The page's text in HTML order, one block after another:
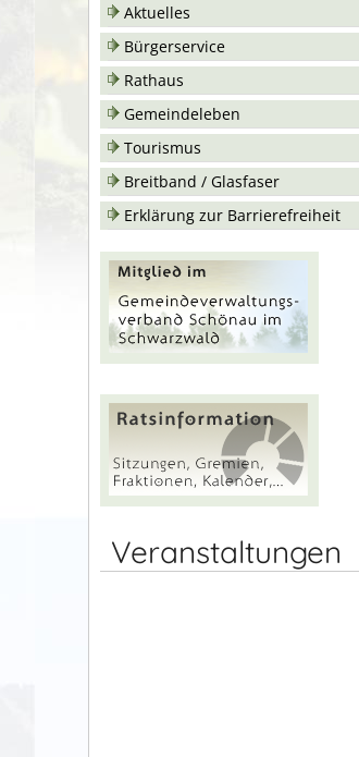
Aktuelles
Bürgerservice
Rathaus
Gemeindeleben
Tourismus
Breitband / Glasfaser
Erklärung zur Barrierefreiheit
Veranstaltungen